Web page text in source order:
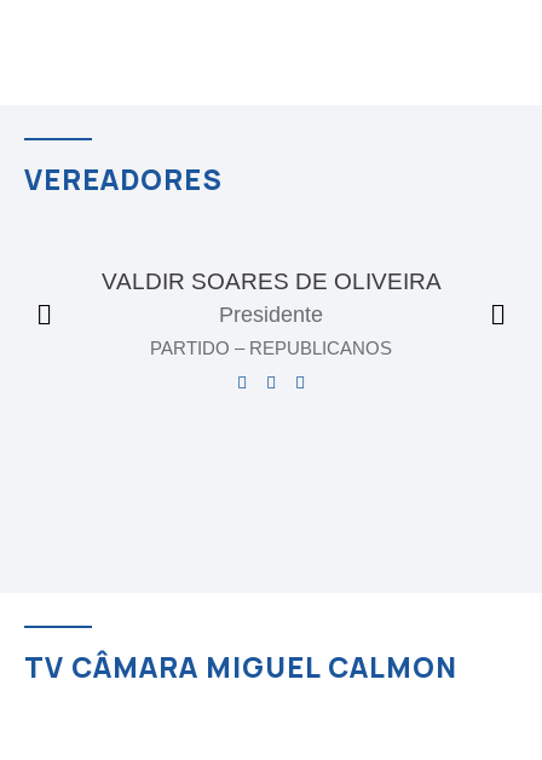
VEREADORES
VALDIR SOARES DE OLIVEIRA
Presidente
PARTIDO – REPUBLICANOS
TV CÂMARA MIGUEL CALMON